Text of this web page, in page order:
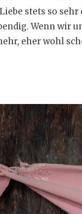
stets so sehr
Wenn wir
eher wohl